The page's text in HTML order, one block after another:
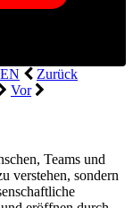
Zurück
Vor
Teams und
verstehen, sondern